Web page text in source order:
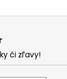
či zľavy!